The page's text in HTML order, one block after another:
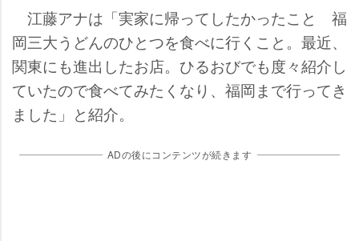
江藤アナは「実家に帰ってしたかったこと 福
岡三大うどんのひとつを食べに行くこと。最近、
関東にも進出したお店。ひるおびでも度々紹介し
ていたので食べてみたくなり、福岡まで行ってき
ました」と紹介。
ADの後にコンテンツが続きます